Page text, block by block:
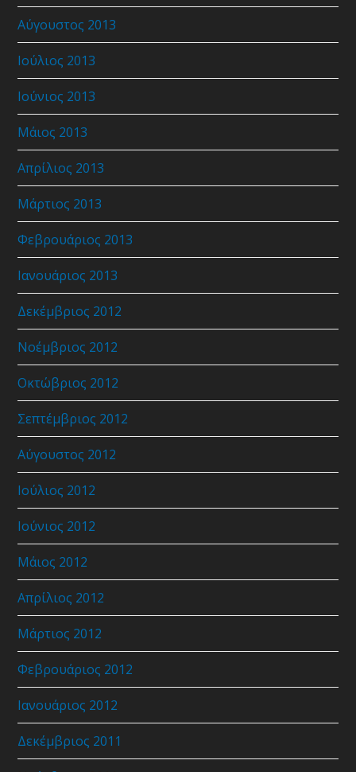
Αύγουστος 2013
Ιούλιος 2013
Ιούνιος 2013
Μάιος 2013
Απρίλιος 2013
Μάρτιος 2013
Φεβρουάριος 2013
Ιανουάριος 2013
Δεκέμβριος 2012
Νοέμβριος 2012
Οκτώβριος 2012
Σεπτέμβριος 2012
Αύγουστος 2012
Ιούλιος 2012
Ιούνιος 2012
Μάιος 2012
Απρίλιος 2012
Μάρτιος 2012
Φεβρουάριος 2012
Ιανουάριος 2012
Δεκέμβριος 2011